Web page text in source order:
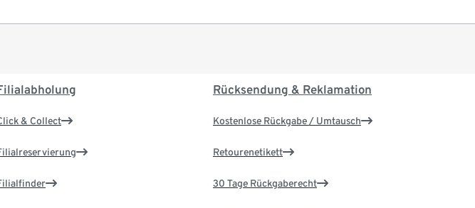
& Collect
Rücksendung & Reklamation
Kostenlose Rückgabe / Umtausch
Retourenetikett
30 Tage Rückgaberecht